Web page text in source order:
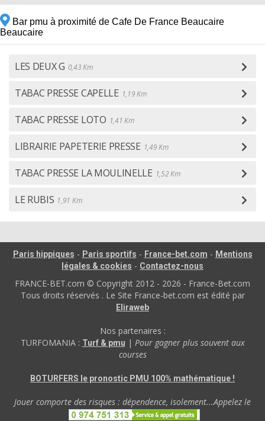
Bar pmu à proximité de Cafe De France Beaucaire
Beaucaire
LES DEUX G 0,43 Km
TABAC PRESSE CAPELLE 1,19 Km
TABAC PRESSE LOTO 1,41 Km
LIBRAIRIE PAPETERIE PRESSE 1,49 Km
TABAC PRESSE LA MOULINELLE 1,52 Km
LE RUBIS 1,91 Km
Paris hippiques - Paris sportifs - France-bet.com - Mentions
légales & cookies - Contactez-nous
FRANCE-BET.com © Copyright 2012 - 2026 - France-Bet.com
Tous droits réservés . Le Site France-bet.com est édité par
Eliraweb
Nos partenaires :
TURFOMANIA : Turf & pmu | Pour gagner plus souvent aux
courses
BOTURFERS le pronostic PMU 100% mathématique !
Jouer comporte des risques : dépendence, isolement...Appelez le